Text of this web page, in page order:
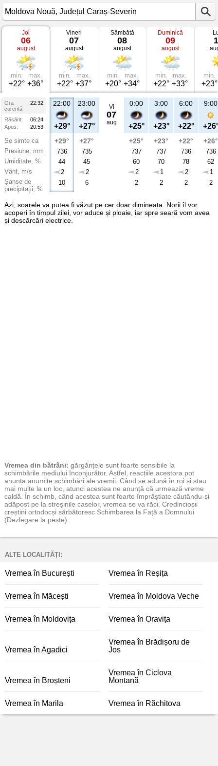
Vremea
Moldova
Nouă
Județul
Caraș-
Severin
Joi
06
august
min.
+22°
max.
+36°
Vineri
07
august
min.
+22°
max.
+37°
Sâmbătă
08
august
min.
+20°
max.
+34°
Duminică
09
august
min.
+22°
max.
+33°
min.
+23°
Ora
22:32
curentă
Răsărit:
06:24
Apus:
20:53
Se simte ca
Presiune, mm
Umiditate, %
Vânt, m/s
Șanse de
precipitații, %
22:00
+29°
+29°
736
44
2
10
23:00
+27°
+27°
735
45
2
6
Vi
07
aug
0:00
+25°
+25°
737
60
2
2
3:00
+23°
+23°
737
70
1
2
6:00
+22°
+22°
736
78
2
2
9:00
+26°
736
62
1
2
Azi, soarele va putea fi văzut pe cer doar dimineața. Norii îl vor
acoperi în timpul zilei, vor aduce și ploaie, iar spre seară vom avea
și descărcări electrice.
Vremea din bătrâni: gărgărițele sunt foarte sensibile la
schimbările mediului înconjurător. Astfel, reacțiile acestora pot
anunța anumite schimbări ale vremii. Când se adună în roi și stau
mai multe la un loc, atunci acestea ne anunță că urmează vreme
caldă. În schimb, când acestea sunt foarte împrăștiate căutându-și
adăpost pe la streșinile caselor, vremea se va răci. Credincioșii
creștini ortodocși sărbătoresc Schimbarea la Față a Domnului
(Dezlegare la pește).
ALTE LOCALITĂȚI:
Vremea în București Vremea în Reșița
Vremea în Măcești Vremea în Moldova Veche
Vremea în Moldovița Vremea în Oravița
Vremea în Agadici
Vremea în Brădișoru de
Jos
Vremea în Broșteni
Vremea în Ciclova
Montană
Vremea în Marila Vremea în Răchitova